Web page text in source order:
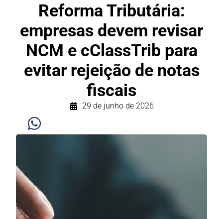
Reforma Tributária:
empresas devem revisar
NCM e cClassTrib para
evitar rejeição de notas
fiscais
29 de junho de 2026